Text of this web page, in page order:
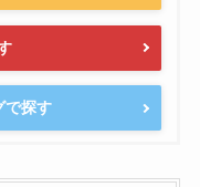
で探す